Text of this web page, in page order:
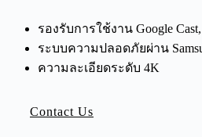
รองรับการใช้งาน Google
ระบบความปลอดภัยผ่าน
ความละเอียดระดับ 4K
Contact Us